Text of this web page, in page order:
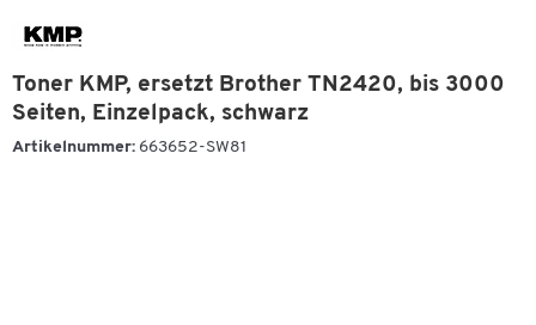
Toner KMP, ersetzt Brother TN2420, bis 3000
Seiten, Einzelpack, schwarz
Artikelnummer: 663652-SW81